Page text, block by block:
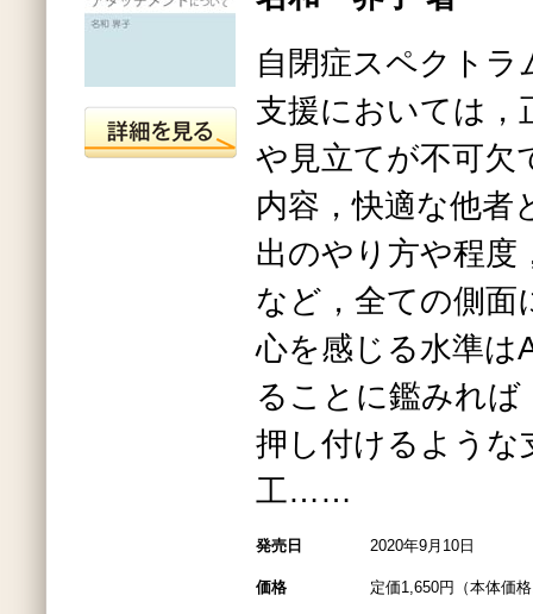
自閉症スペクトラ
支援においては
や見立てが不可欠
内容，快適な他者
出のやり方や程度
など，全ての側面
心を感じる水準は
ることに鑑みれ
押し付けるような
工……
発売日 2020年9月10日
価格 定価1,650円（本体価